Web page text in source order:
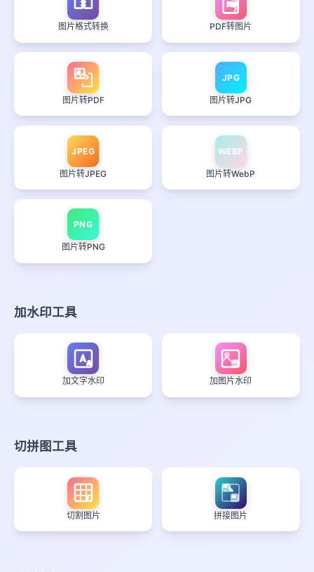
图片格式转换
PDF
PDF转图片
图片转PDF
JPG
图片转JPG
JPEG
图片转JPEG
WEBP
图片转WebP
PNG
图片转PNG
加水印工具
A
加文字水印 加图片水印
切拼图工具
切割图片 拼接图片